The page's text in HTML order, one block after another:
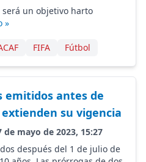
un objetivo harto
»
FIFA Fútbol
emitidos antes de
su vigencia
mayo de 2023, 15:27
después del 1 de julio de